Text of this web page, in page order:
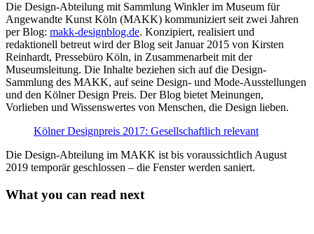
Die Design-Abteilung mit Sammlung Winkler im Museum für
Angewandte Kunst Köln (MAKK) kommuniziert seit zwei Jahren
per Blog: makk-designblog.de. Konzipiert, realisiert und
redaktionell betreut wird der Blog seit Januar 2015 von Kirsten
Reinhardt, Pressebüro Köln, in Zusammenarbeit mit der
Museumsleitung. Die Inhalte beziehen sich auf die Design-
Sammlung des MAKK, auf seine Design- und Mode-Ausstellungen
und den Kölner Design Preis. Der Blog bietet Meinungen,
Vorlieben und Wissenswertes von Menschen, die Design lieben.
Kölner Designpreis 2017: Gesellschaftlich relevant
Die Design-Abteilung im MAKK ist bis voraussichtlich August
2019 temporär geschlossen – die Fenster werden saniert.
What you can read next